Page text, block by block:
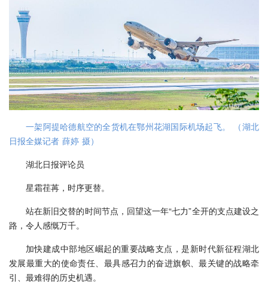
一架阿提哈德航空的全货机在鄂州花湖国际机场起飞。 （湖北
日报全媒记者 薛婷 摄）
湖北日报评论员
星霜荏苒，时序更替。
站在新旧交替的时间节点，回望这一年“七力”全开的支点建设之
路，令人感慨万千。
加快建成中部地区崛起的重要战略支点，是新时代新征程湖北
发展最重大的使命责任、最具感召力的奋进旗帜、最关键的战略牵
引、最难得的历史机遇。